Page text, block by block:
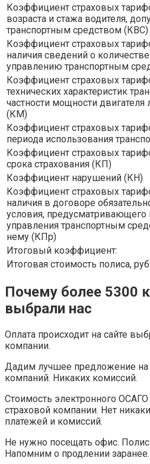
Коэффициент страховых
возраста и стажа водителя,
транспортным средством (КВС)
Коэффициент страховых
наличия сведений о
управлению транспортным
Коэффициент страховых
технических характеристик
частности мощности
(КМ)
Коэффициент страховых
периода использования
Коэффициент страховых
срока страхования (КП)
Коэффициент нарушений (КН)
Коэффициент страховых
наличия в договоре
условия,
управления транспортным
нему (КПр)
Итоговый коэффициент:
Итоговая стоимость полиса, руб:
Почему более 5300
выбрали нас
Оплата происходит на сайте
компании.
Дадим лучшее предложение на
компаний. Никаких комиссий.
Стоимость электронного ОСАГО
страховой компании. Нет
платежей и комиссий.
Не нужно посещать офис. Полис
Напомним о продлении заранее.